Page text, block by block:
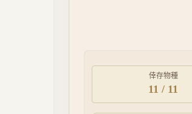
倖存物種
11 / 11